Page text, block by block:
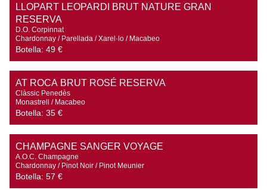
LLOPART LEOPARDI BRUT NATURE GRAN
RESERVA
D.O. Corpinnat
Chardonnay / Parellada / Xarel·lo / Macabeo
Botella: 49 €
AT ROCA BRUT ROSÉ RESERVA
Clàssic Penedès
Monastrell / Macabeo
Botella: 35 €
CHAMPAGNE SANGER VOYAGE
A.O.C. Champagne
Chardonnay / Pinot Noir / Pinot Meunier
Botella: 57 €